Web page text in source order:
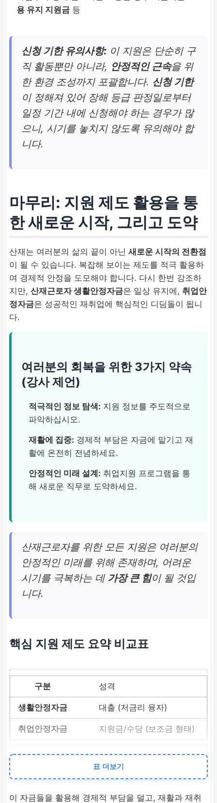
용 유지 지원금 등
신청 기한 유의사항: 이 지원은 단순히 구
직 활동뿐만 아니라, 안정적인 근속을 위
한 환경 조성까지 포괄합니다. 신청 기한
이 정해져 있어 장해 등급 판정일로부터
일정 기간 내에 신청해야 하는 경우가 많
으니, 시기를 놓치지 않도록 유의해야 합
니다.
마무리: 지원 제도 활용을 통
한 새로운 시작, 그리고 도약
산재는 여러분의 삶의 끝이 아닌 새로운 시작의 전환점
이 될 수 있습니다. 복잡해 보이는 제도를 적극 활용하
여 경제적 안정을 도모해야 합니다. 다시 한번 강조하
지만, 산재근로자 생활안정자금은 일상 유지에, 취업안
정자금은 성공적인 재취업에 핵심적인 디딤돌이 됩니
다.
여러분의 회복을 위한 3가지 약속
(강사 제언)
적극적인 정보 탐색: 지원 정보를 주도적으로
파악하십시오.
재활에 집중: 경제적 부담은 자금에 맡기고 재
활에 온전히 전념하세요.
안정적인 미래 설계: 취업지원 프로그램을 통
해 새로운 직무로 도약하세요.
산재근로자를 위한 모든 지원은 여러분의
안정적인 미래를 위해 존재하며, 어려운
시기를 극복하는 데 가장 큰 힘이 될 것입
니다.
핵심 지원 제도 요약 비교표
성격
대출 (저금리 융자)
지원금/수당 (보조금 형태)
목적
일시적 생계 곤란 해소 및
표 더보기
이 자금들을 활용해 경제적 부담을 덜고, 재활과 재취